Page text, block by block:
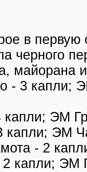
в
черного
майорана
- 3 капли;
ЭМ
капли; ЭМ
- 2
капли; ЭМ